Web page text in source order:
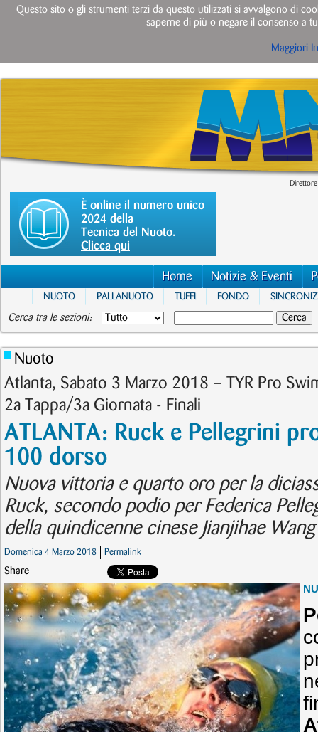
È online il numero unico
2024 della
Tecnica del Nuoto.
Clicca qui
Home Notizie & Eventi
NUOTO PALLANUOTO TUFFI FONDO
Cerca tra le sezioni:
Nuoto
Atlanta, Sabato 3 Marzo 2018 – TYR Pro
2a Tappa/3a Giornata - Finali
ATLANTA: Ruck e Pellegrini
100 dorso
Nuova vittoria e quarto oro per la
Ruck, secondo podio per Federica
della quindicenne cinese Jianjihae
Domenica 4 Marzo 2018 Permalink
Share
Questo sito o gli strumenti terzi da questo utilizzati si avvalgono di
saperne di più o negare il consenso a
Maggiori